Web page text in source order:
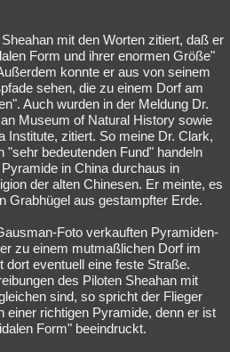
mit den Worten zitiert, daß er
Form und ihrer enormen Größe"
konnte er aus von seinem
sehen, die zu einem Dorf am
Auch wurden in der Meldung Dr.
Museum of Natural History sowie
Institute, zitiert. So meine Dr. Clark,
"sehr bedeutenden Fund" handeln
in China durchaus in
der alten Chinesen. Er meinte, es
Grabhügel aus gestampfter Erde.
Foto verkauften Pyramiden-
zu einem mutmaßlichen Dorf im
dort eventuell eine feste Straße.
des Piloten Sheahan mit
sind, so spricht der Flieger
einer richtigen Pyramide, denn er ist
Form" beeindruckt.